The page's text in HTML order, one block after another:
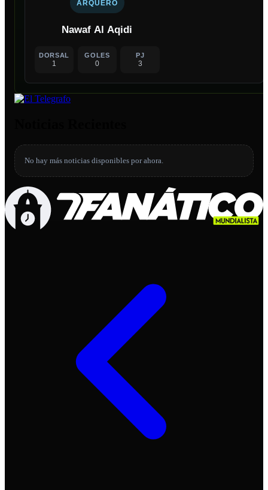
ARQUERO
Nawaf Al Aqidi
DORSAL
1
GOLES
0
PJ
3
No hay más noticias disponibles por ahora.